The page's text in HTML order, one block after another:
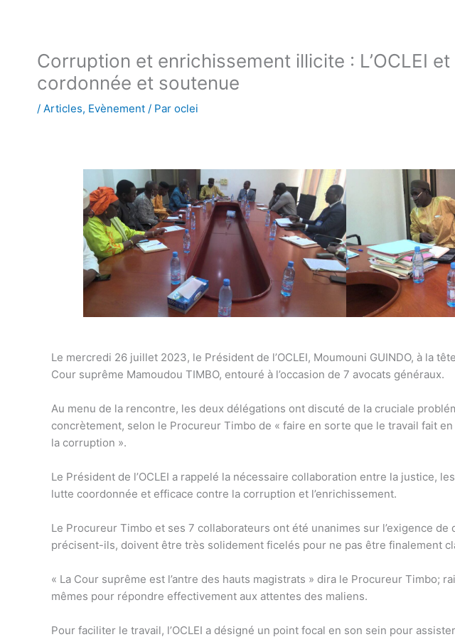
Corruption et enrichissement illicite : L’OCLEI
cordonnée et soutenue
/ Articles, Evènement / Par oclei
Le mercredi 26 juillet 2023, le Président de l’OCLEI, Moumouni GUINDO, à la
Cour suprême Mamoudou TIMBO, entouré à l’occasion de 7 avocats généraux.
Au menu de la rencontre, les deux délégations ont discuté de la cruciale
concrètement, selon le Procureur Timbo de « faire en sorte que le travail fait
la corruption ».
Le Président de l’OCLEI a rappelé la nécessaire collaboration entre la justice,
lutte coordonnée et efficace contre la corruption et l’enrichissement.
Le Procureur Timbo et ses 7 collaborateurs ont été unanimes sur l’exigence
précisent-ils, doivent être très solidement ficelés pour ne pas être finalement
« La Cour suprême est l’antre des hauts magistrats » dira le Procureur Timbo;
mêmes pour répondre effectivement aux attentes des maliens.
Pour faciliter le travail, l’OCLEI a désigné un point focal en son sein pour